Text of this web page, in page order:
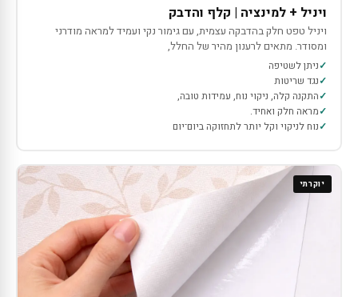
ויניל + למינציה | קלף והדבק
ויניל טפט חלק בהדבקה עצמית, עם גימור נקי ועמיד למראה מודרני
ומסודר. מתאים לרענון מהיר של החלל,
ניתן לשטיפה
נגד שריטות
התקנה קלה, ניקוי נוח, עמידות טובה,
מראה חלק ואחיד.
נוח לניקוי וקל יותר לתחזוקה ביום־יום
יוקרתי